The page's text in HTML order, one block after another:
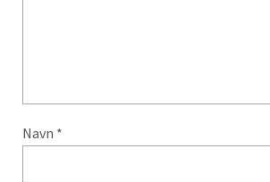
Navn *